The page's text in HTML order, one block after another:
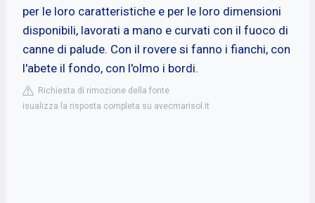
per le loro caratteristiche e per le loro dimensioni
disponibili, lavorati a mano e curvati con il fuoco di
canne di palude. Con il rovere si fanno i fianchi, con
l'abete il fondo, con l'olmo i bordi.
Richiesta di rimozione della fonte
isualizza la risposta completa su avecmarisol.it